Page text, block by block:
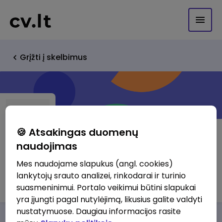
Grįžti į skelbimus
UAB Plyteliu centras
http://www.plyteliucentras.lt
🍪 Atsakingas duomenų
naudojimas
Mes naudojame slapukus (angl. cookies)
lankytojų srauto analizei, rinkodarai ir turinio
suasmeninimui. Portalo veikimui būtini slapukai
yra įjungti pagal nutylėjimą, likusius galite valdyti
nustatymuose. Daugiau informacijos rasite